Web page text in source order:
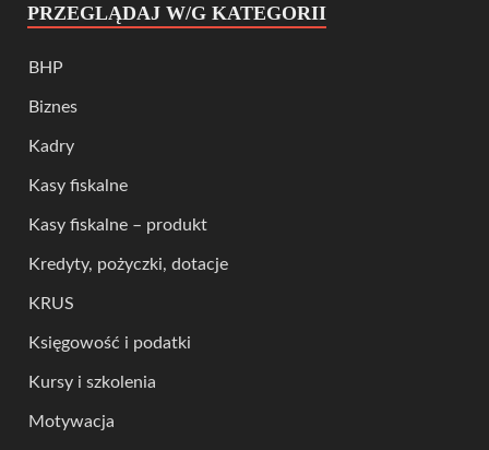
PRZEGLĄDAJ W/G KATEGORII
BHP
Biznes
Kadry
Kasy fiskalne
Kasy fiskalne – produkt
Kredyty, pożyczki, dotacje
KRUS
Księgowość i podatki
Kursy i szkolenia
Motywacja